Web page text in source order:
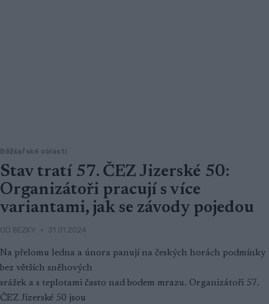
Běžkařské oblasti
Stav tratí 57. ČEZ Jizerské 50:
Organizátoři pracují s více
variantami, jak se závody pojedou
OD BEZKY 31.01.2024
Na přelomu ledna a února panují na českých horách podmínky
bez větších sněhových
srážek a s teplotami často nad bodem mrazu. Organizátoři 57.
ČEZ Jizerské 50 jsou